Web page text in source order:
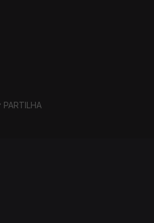
PARTILHA